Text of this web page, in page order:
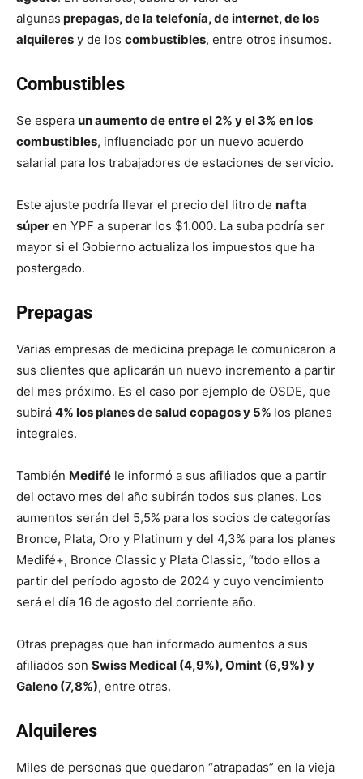
algunas prepagas, de la telefonía, de internet, de los
alquileres y de los combustibles, entre otros insumos.
Combustibles
Se espera un aumento de entre el 2% y el 3% en los
combustibles, influenciado por un nuevo acuerdo
salarial para los trabajadores de estaciones de servicio.
Este ajuste podría llevar el precio del litro de nafta
súper en YPF a superar los $1.000. La suba podría ser
mayor si el Gobierno actualiza los impuestos que ha
postergado.
Prepagas
Varias empresas de medicina prepaga le comunicaron a
sus clientes que aplicarán un nuevo incremento a partir
del mes próximo. Es el caso por ejemplo de OSDE, que
subirá 4% los planes de salud copagos y 5% los planes
integrales.
También Medifé le informó a sus afiliados que a partir
del octavo mes del año subirán todos sus planes. Los
aumentos serán del 5,5% para los socios de categorías
Bronce, Plata, Oro y Platinum y del 4,3% para los planes
Medifé+, Bronce Classic y Plata Classic, “todo ellos a
partir del período agosto de 2024 y cuyo vencimiento
será el día 16 de agosto del corriente año.
Otras prepagas que han informado aumentos a sus
afiliados son Swiss Medical (4,9%), Omint (6,9%) y
Galeno (7,8%), entre otras.
Alquileres
Miles de personas que quedaron “atrapadas” en la vieja